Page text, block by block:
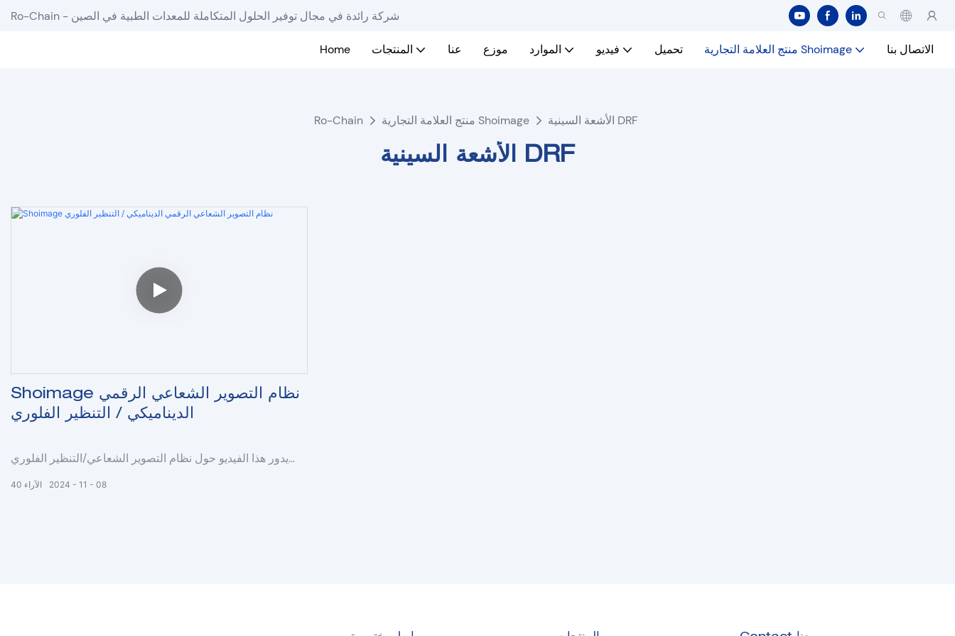
Ro-Chain - شركة رائدة في مجال توفير الحلول المتكاملة للمعدات الطبية في الصين
Home المنتجات عنا موزع الموارد فيديو تحميل منتج العلامة التجارية Shoimage الاتصال بنا
Ro-Chain منتج العلامة التجارية Shoimage الأشعة السينية DRF
الأشعة السينية DRF
Shoimage نظام التصوير الشعاعي الرقمي
الديناميكي / التنظير الفلوري
يدور هذا الفيديو حول نظام التصوير الشعاعي/التنظير الفلوري
2024 11 08
40 الآراء